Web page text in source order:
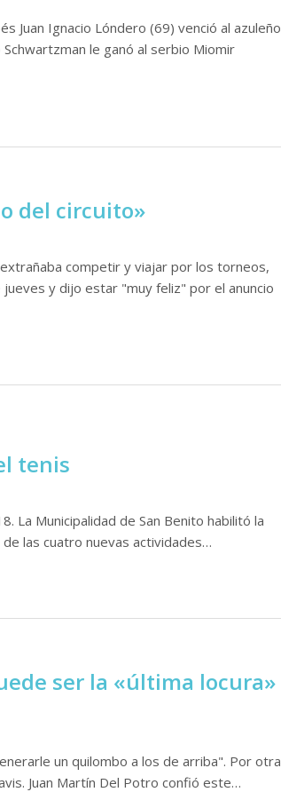
Juan Ignacio Lóndero (69) venció al azuleño
le ganó al serbio Miomir
del circuito»
competir y viajar por los torneos,
y dijo estar "muy feliz" por el anuncio
tenis
La Municipalidad de San Benito habilitó la
las cuatro nuevas actividades…
ser la «última locura»
un quilombo a los de arriba". Por otra
Juan Martín Del Potro confió este…